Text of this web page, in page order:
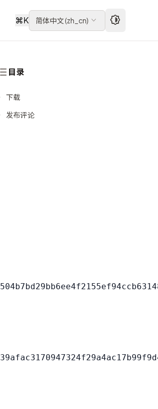
⌘K 简体中文(zh_cn)
目录
下载
发布评论